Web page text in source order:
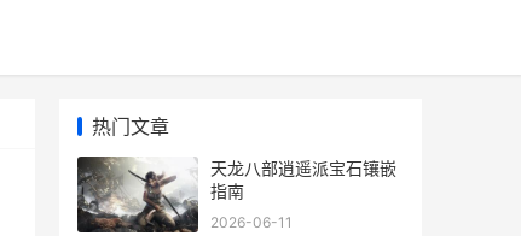
热门文章
天龙八部逍遥派宝石镶嵌
指南
2026-06-11